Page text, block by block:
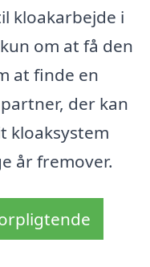
kloakarbejde i
om at få den
at finde en
der kan
kloaksystem
år fremover.